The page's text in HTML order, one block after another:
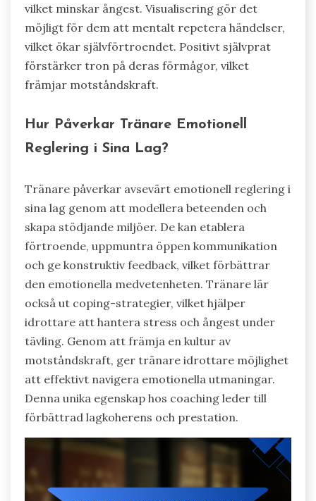
vilket minskar ångest. Visualisering gör det
möjligt för dem att mentalt repetera händelser,
vilket ökar självförtroendet. Positivt självprat
förstärker tron på deras förmågor, vilket
främjar motståndskraft.
Hur Påverkar Tränare Emotionell
Reglering i Sina Lag?
Tränare påverkar avsevärt emotionell reglering i
sina lag genom att modellera beteenden och
skapa stödjande miljöer. De kan etablera
förtroende, uppmuntra öppen kommunikation
och ge konstruktiv feedback, vilket förbättrar
den emotionella medvetenheten. Tränare lär
också ut coping-strategier, vilket hjälper
idrottare att hantera stress och ångest under
tävling. Genom att främja en kultur av
motståndskraft, ger tränare idrottare möjlighet
att effektivt navigera emotionella utmaningar.
Denna unika egenskap hos coaching leder till
förbättrad lagkoherens och prestation.